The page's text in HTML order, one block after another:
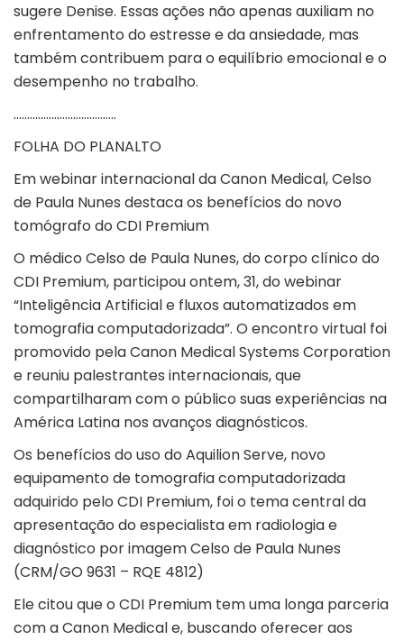
sugere Denise. Essas ações não apenas auxiliam no
enfrentamento do estresse e da ansiedade, mas
também contribuem para o equilíbrio emocional e o
desempenho no trabalho.
………………………………..
FOLHA DO PLANALTO
Em webinar internacional da Canon Medical, Celso
de Paula Nunes destaca os benefícios do novo
tomógrafo do CDI Premium
O médico Celso de Paula Nunes, do corpo clínico do
CDI Premium, participou ontem, 31, do webinar
“Inteligência Artificial e fluxos automatizados em
tomografia computadorizada”. O encontro virtual foi
promovido pela Canon Medical Systems Corporation
e reuniu palestrantes internacionais, que
compartilharam com o público suas experiências na
América Latina nos avanços diagnósticos.
Os benefícios do uso do Aquilion Serve, novo
equipamento de tomografia computadorizada
adquirido pelo CDI Premium, foi o tema central da
apresentação do especialista em radiologia e
diagnóstico por imagem Celso de Paula Nunes
(CRM/GO 9631 – RQE 4812)
Ele citou que o CDI Premium tem uma longa parceria
com a Canon Medical e, buscando oferecer aos